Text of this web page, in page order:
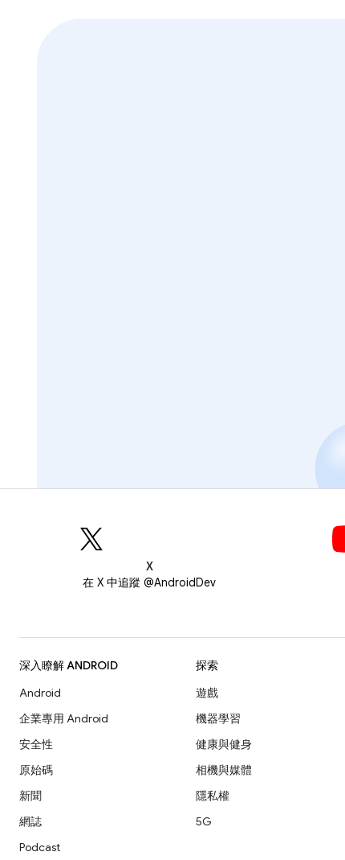
X
在 X 中追蹤 @AndroidDev
深入瞭解 ANDROID
Android
企業專用 Android
安全性
原始碼
新聞
網誌
Podcast
探索
遊戲
機器學習
健康與健身
相機與媒體
隱私權
5G